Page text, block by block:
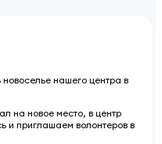
нашего центра в
на новое место, в центр
и приглашаем волонтеров в